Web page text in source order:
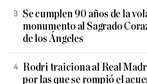
Se cumplen 90 años de la
monumento al Sagrado
de los Ángeles
Rodri traiciona al Real
por las que se rompió el